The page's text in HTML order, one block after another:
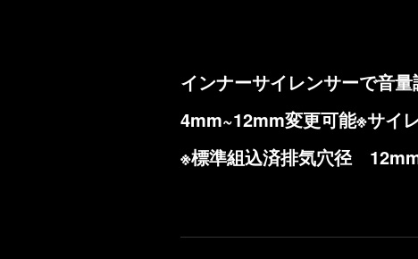
インナーサイレンサーで音量
4mm~12mm変更可能※サイ
※標準組込済排気穴径